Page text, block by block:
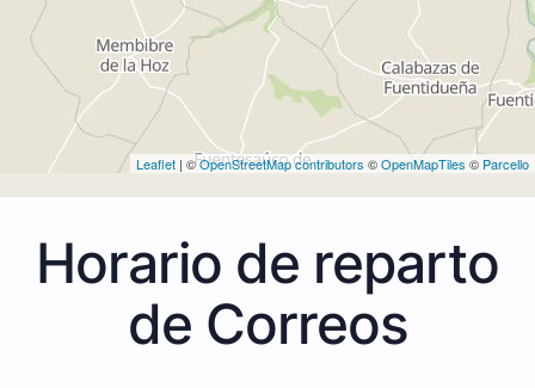
Leaflet | ©OpenStreetMap contributors ©OpenMapTiles © Parcello
Horario de reparto
de Correos